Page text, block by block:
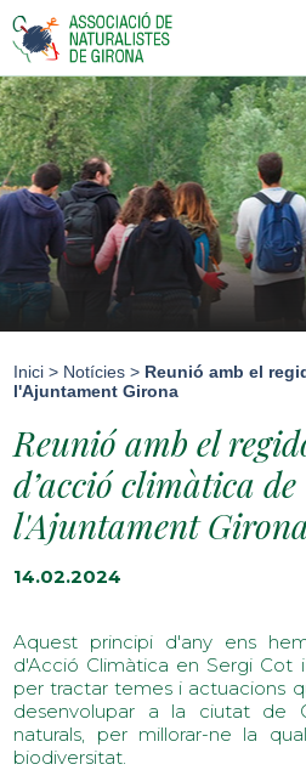
Inici > Notícies > Reunió amb el
l'Ajuntament Girona
Reunió amb el
d’acció climàtica de
l'Ajuntament
14.02.2024
Aquest principi d'any ens
d'Acció Climàtica en Sergi Cot
per tractar temes i actuacions
desenvolupar a la ciutat de
naturals, per millorar-ne la
biodiversitat.